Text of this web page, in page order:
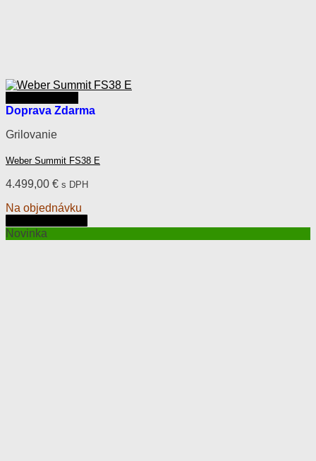
Doprava Zdarma
Grilovanie
Weber Summit FS38 E
4.499,00 € s DPH
Na objednávku
Novinka